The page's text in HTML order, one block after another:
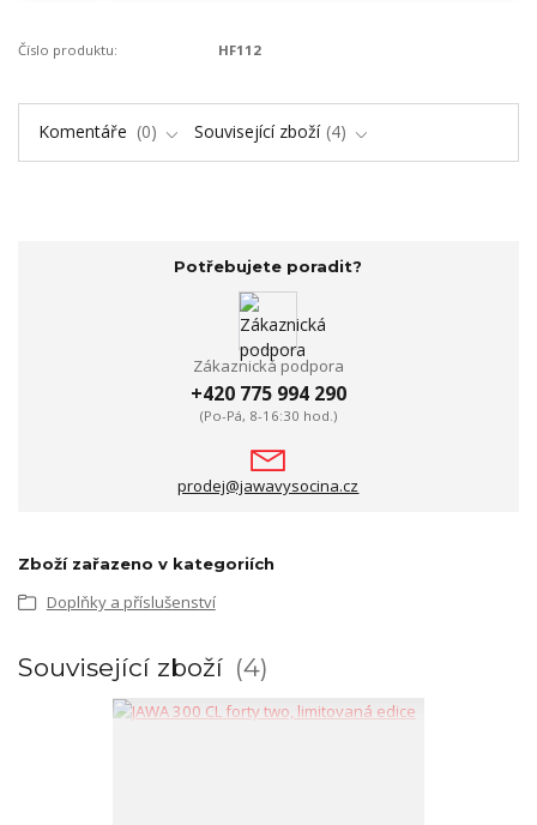
Číslo produktu: HF112
Komentáře 0 Související zboží 4
Potřebujete poradit?
Zákaznická podpora
+420 775 994 290
(Po-Pá, 8-16:30 hod.)
prodej@jawavysocina.cz
Zboží zařazeno v kategoriích
Doplňky a příslušenství
Související zboží 4